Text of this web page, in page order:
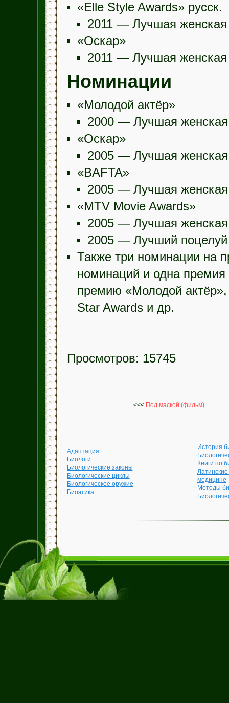
«Elle Style Awards» русск.
2011 — Лучшая женская
«Оскар»
2011 — Лучшая женская
Номинации
«Молодой актёр»
2000 — Лучшая женская
«Оскар»
2005 — Лучшая женская
«BAFTA»
2005 — Лучшая женская
«MTV Movie Awards»
2005 — Лучшая женская
2005 — Лучший поцелуй
Также три номинации на
номинаций и одна
премию «Молодой
Star Awards и др.
Просмотров: 15745
<<< Под маской (фильм)
Адаптация
Биологи
Биологические законы
Биологические циклы
Биологическое оружие
Биоэтика
История
Книги по
медицине
Методы